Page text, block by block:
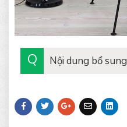
Nội dung bổ sung